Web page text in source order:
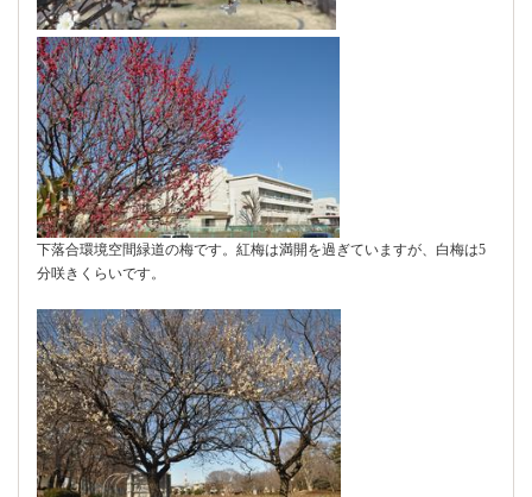
下落合環境空間緑道の梅です。紅梅は満開を過ぎていますが、白梅は5
分咲きくらいです。